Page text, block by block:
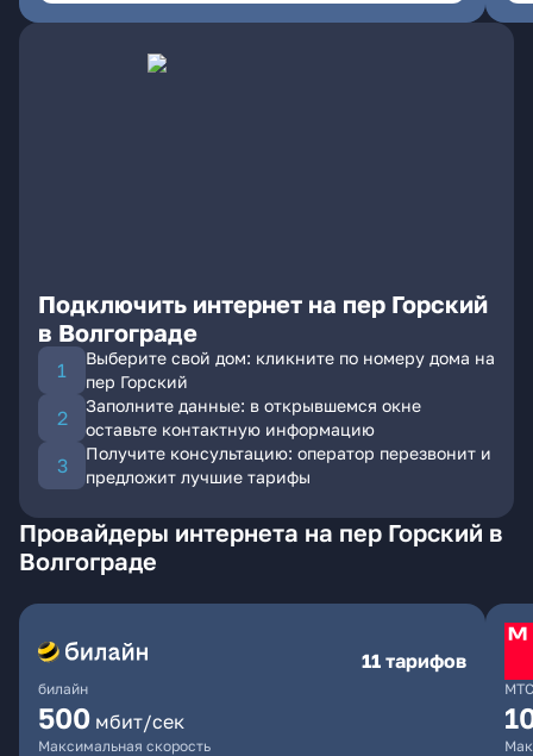
Подключить интернет на пер Горский
в Волгограде
Выберите свой дом: кликните по номеру дома на
пер Горский
Заполните данные: в открывшемся окне
оставьте контактную информацию
Получите консультацию: оператор перезвонит и
предложит лучшие тарифы
Провайдеры интернета на пер Горский в
Волгограде
билайн
11 тарифов
500 мбит/сек
Максимальная скорость
МТС